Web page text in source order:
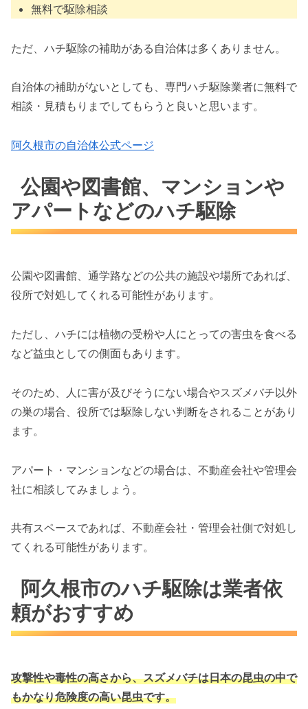
無料で駆除相談
ただ、ハチ駆除の補助がある自治体は多くありません。
自治体の補助がないとしても、専門ハチ駆除業者に無料で
相談・見積もりまでしてもらうと良いと思います。
阿久根市の自治体公式ページ
公園や図書館、マンションや
アパートなどのハチ駆除
公園や図書館、通学路などの公共の施設や場所であれば、
役所で対処してくれる可能性があります。
ただし、ハチには植物の受粉や人にとっての害虫を食べる
など益虫としての側面もあります。
そのため、人に害が及びそうにない場合やスズメバチ以外
の巣の場合、役所では駆除しない判断をされることがあり
ます。
アパート・マンションなどの場合は、不動産会社や管理会
社に相談してみましょう。
共有スペースであれば、不動産会社・管理会社側で対処し
てくれる可能性があります。
阿久根市のハチ駆除は業者依
頼がおすすめ
攻撃性や毒性の高さから、スズメバチは日本の昆虫の中で
もかなり危険度の高い昆虫です。